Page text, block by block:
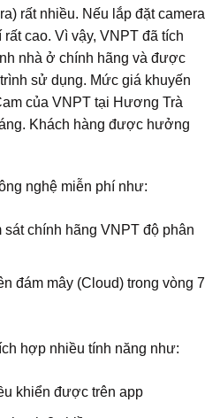
rất nhiều. Nếu lắp đặt camera
cao. Vì vậy, VNPT đã tích
nhà ở chính hãng và được
sử dụng. Mức giá khuyến
của VNPT tại Hương Trà
Khách hàng được hưởng
nghệ miễn phí như:
sát chính hãng VNPT độ phân
đám mây (Cloud) trong vòng 7
hợp nhiều tính năng như:
khiển được trên app